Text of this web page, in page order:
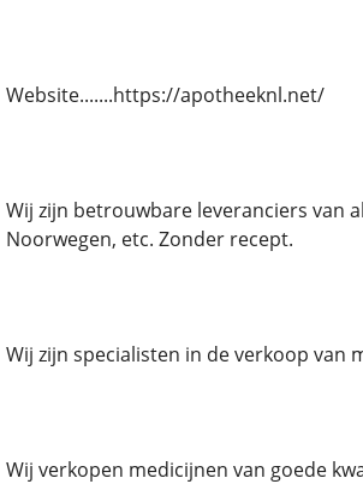
Website.......https://apotheeknl.net/
Wij zijn betrouwbare leveranciers van
Noorwegen, etc. Zonder recept.
Wij zijn specialisten in de verkoop van
Wij verkopen medicijnen van goede